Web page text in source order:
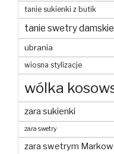
tanie sukienki z butik
tanie swetry damskie
ubrania
wiosna stylizacje
wólka
zara sukienki
zara swetry
zara swetrym